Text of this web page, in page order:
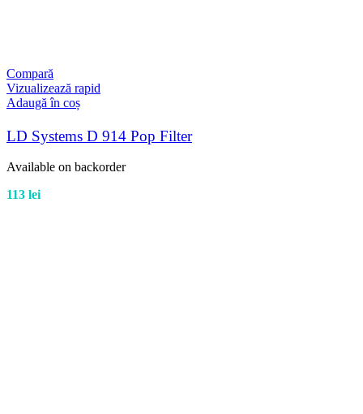
Compară
Vizualizează rapid
Adaugă în coș
LD Systems D 914 Pop Filter
Available on backorder
113 lei